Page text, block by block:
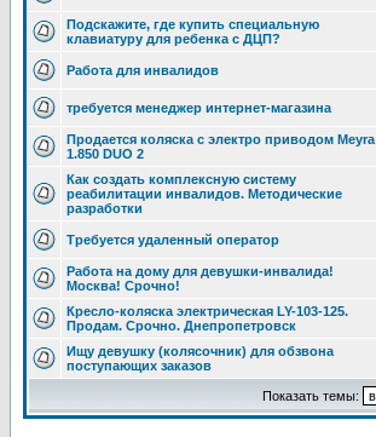
Подскажите, где купить специальную
клавиатуру для ребенка с ДЦП?
Работа для инвалидов
требуется менеджер интернет-магазина
Продается коляска с электро приводом Meyra
1.850 DUO 2
Как создать комплексную систему
реабилитации инвалидов. Методические
разработки
Требуется удаленный оператор
Работа на дому для девушки-инвалида!
Москва! Срочно!
Кресло-коляска электрическая LY-103-125.
Продам. Срочно. Днепропетровск
Ищу девушку (колясочник) для обзвона
поступающих заказов
Показать темы: